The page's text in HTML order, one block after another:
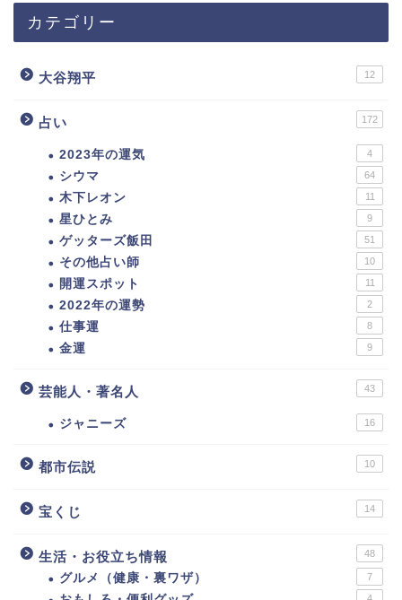
カテゴリー
大谷翔平 12
占い 172
2023年の運気 4
シウマ 64
木下レオン 11
星ひとみ 9
ゲッターズ飯田 51
その他占い師 10
開運スポット 11
2022年の運勢 2
仕事運 8
金運 9
芸能人・著名人 43
ジャニーズ 16
都市伝説 10
宝くじ 14
生活・お役立ち情報 48
グルメ（健康・裏ワザ） 7